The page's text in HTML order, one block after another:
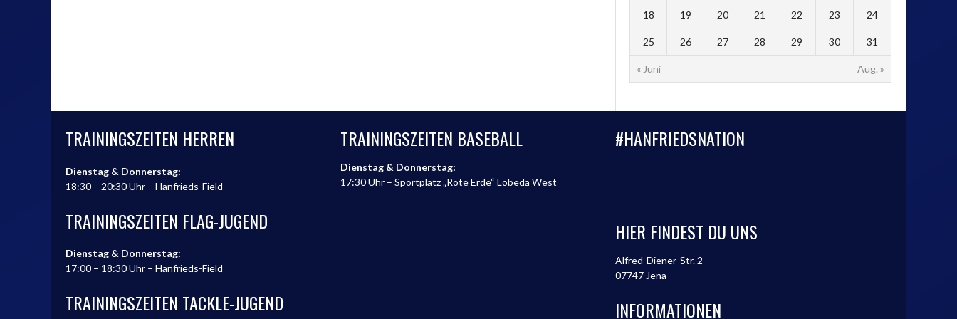
« Juni Aug. »
18 19 20 21 22 23 24
25 26 27 28 29 30 31
TRAININGSZEITEN HERREN
Dienstag & Donnerstag:
18:30 – 20:30 Uhr – Hanfrieds-Field
TRAININGSZEITEN FLAG-JUGEND
Dienstag & Donnerstag:
17:00 – 18:30 Uhr – Hanfrieds-Field
TRAININGSZEITEN TACKLE-JUGEND
TRAININGSZEITEN BASEBALL
Dienstag & Donnerstag:
17:30 Uhr – Sportplatz „Rote Erde“ Lobeda West
#HANFRIEDSNATION
HIER FINDEST DU UNS
Alfred-Diener-Str. 2
07747 Jena
INFORMATIONEN